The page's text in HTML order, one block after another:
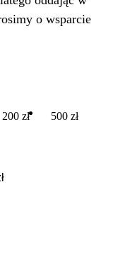
o wsparcie
200 zł 500 zł